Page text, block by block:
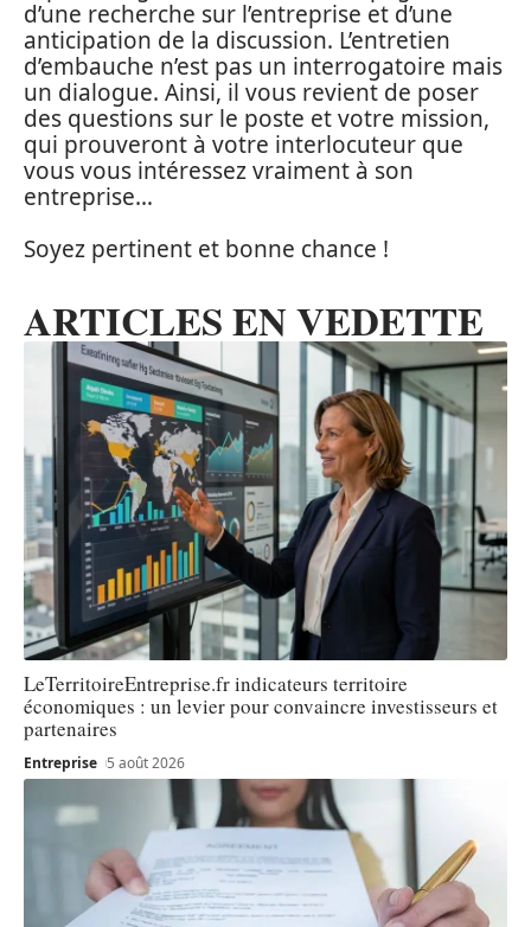
d’une recherche sur l’entreprise et d’une
anticipation de la discussion. L’entretien
d’embauche n’est pas un interrogatoire mais
un dialogue. Ainsi, il vous revient de poser
des questions sur le poste et votre mission,
qui prouveront à votre interlocuteur que
vous vous intéressez vraiment à son
entreprise…
Soyez pertinent et bonne chance !
ARTICLES EN VEDETTE
LeTerritoireEntreprise.fr indicateurs territoire
économiques : un levier pour convaincre investisseurs et
partenaires
Entreprise 5 août 2026